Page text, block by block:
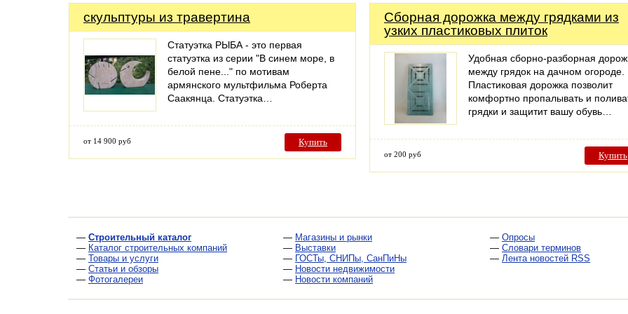
скульптуры из травертина
Статуэтка РЫБА - это первая
статуэтка из серии "В синем море, в
белой пене..." по мотивам
армянского мультфильма Роберта
Саакянца. Статуэтка…
от 14 900 руб Купить
Сборная дорожка между грядками из
узких пластиковых плиток
Удобная сборно-разборная
между грядок на дачном огороде.
Пластиковая дорожка позволит
комфортно пропалывать и
грядки и защитит вашу обувь…
от 200 руб Купить
— Строительный каталог
— Каталог строительных компаний
— Товары и услуги
— Статьи и обзоры
— Фотогалереи
— Магазины и рынки
— Выставки
— ГОСТы, СНИПы, СанПиНы
— Новости недвижимости
— Новости компаний
— Опросы
— Словари терминов
— Лента новостей RSS